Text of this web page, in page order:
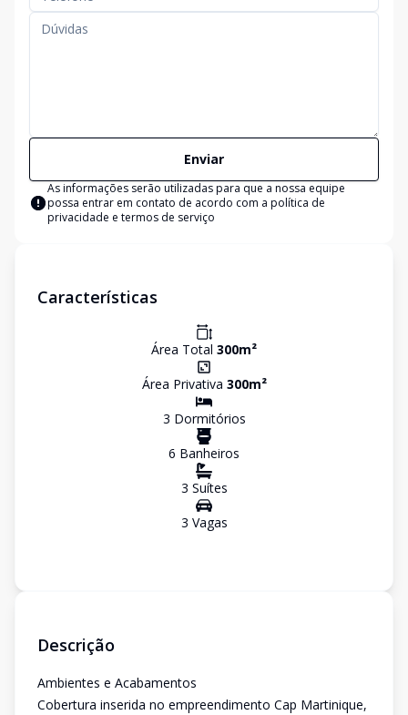
Enviar
As informações serão utilizadas para que a nossa equipe
possa entrar em contato de acordo com a política de
privacidade e termos de serviço
Características
Área Total 300m²
Área Privativa 300m²
3 Dormitórios
6 Banheiros
3 Suítes
3 Vagas
Descrição
Ambientes e Acabamentos
Cobertura inserida no empreendimento Cap Martinique,